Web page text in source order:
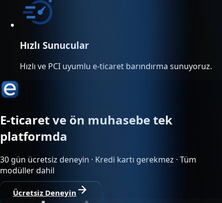
Hızlı Sunucular
Hızlı ve PCI uyumlu e-ticaret barındırma sunuyoruz.
E-ticaret ve ön muhasebe tek
platformda
30 gün ücretsiz deneyin · Kredi kartı gerekmez · Tüm
modüller dahil
Ücretsiz Deneyin